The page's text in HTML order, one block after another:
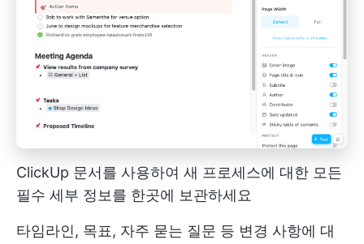
ClickUp 문서를 사용하여 새 프로세스에 대한 모든
필수 세부 정보를 한곳에 보관하세요
타임라인, 목표, 자주 묻는 질문 등 변경 사항에 대